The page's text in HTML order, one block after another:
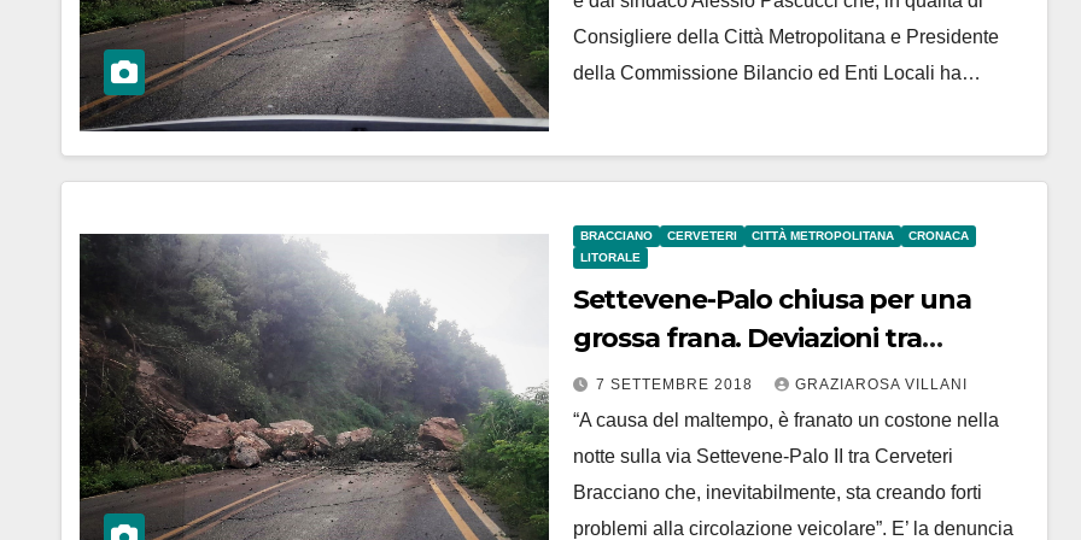
Consigliere della Città Metropolitana e Presidente
della Commissione Bilancio ed Enti Locali ha…
BRACCIANO CERVETERI CITTÀ METROPOLITANA
CRONACA
LITORALE
Settevene-Palo chiusa per una
grossa frana. Deviazioni tra
Bracciano e Cerveteri. Minnucci
reclama sinergie per la messa in
sicurezza del tratto
7 SETTEMBRE 2018 GRAZIAROSA VILLANI
“A causa del maltempo, è franato un costone nella
notte sulla via Settevene-Palo II tra Cerveteri
Bracciano che, inevitabilmente, sta creando forti
problemi alla circolazione veicolare”. E’ la denuncia